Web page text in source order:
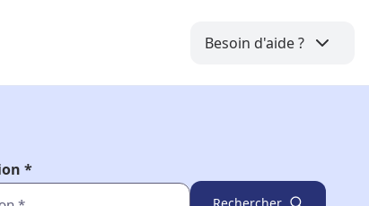
Besoin d'aide ?
*
Rechercher